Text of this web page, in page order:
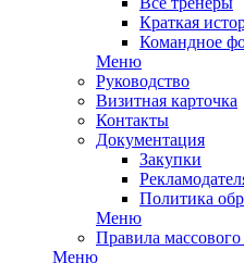
Краткая
Командное
Меню
Руководство
Визитная карточка
Контакты
Документация
Закупки
Политика
Меню
Правила массового
Меню